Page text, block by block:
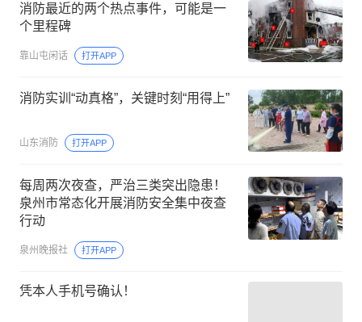
消防最近的两个热点事件，可能是一
个里程碑
靠山屯闲话 打开APP
消防实训“动真格”，关键时刻“用得上”
山东消防 打开APP
每周两次夜查，严治三类突出隐患！
泉州市常态化开展消防安全集中夜查
行动
泉州晚报社 打开APP
凭本人手机号确认！